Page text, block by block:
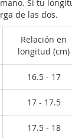
Si tu
de las dos.
Relación en
longitud (cm)
16.5 - 17
17 - 17.5
17.5 - 18